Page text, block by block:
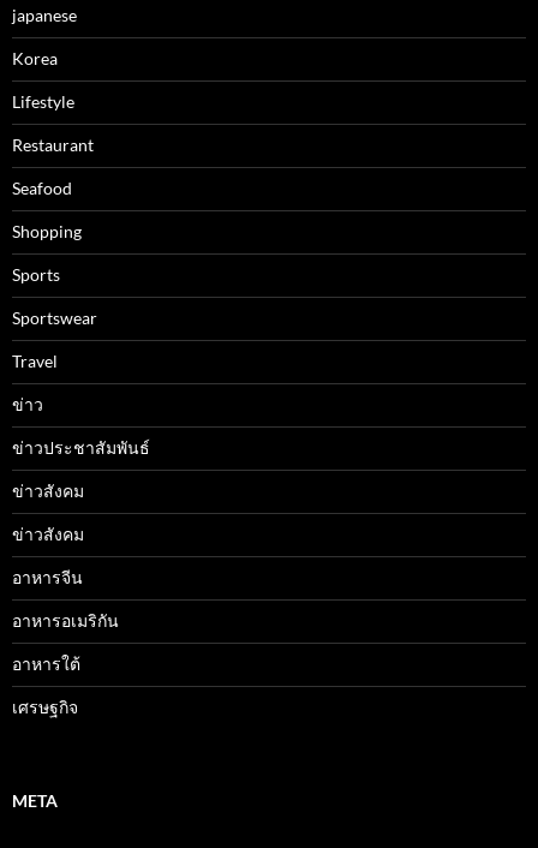
japanese
Korea
Lifestyle
Restaurant
Seafood
Shopping
Sports
Sportswear
Travel
ข่าว
ข่าวประชาสัมพันธ์
ข่าวสังคม
ข่าวสังคม
อาหารจีน
อาหารอเมริกัน
อาหารใต้
เศรษฐกิจ
META